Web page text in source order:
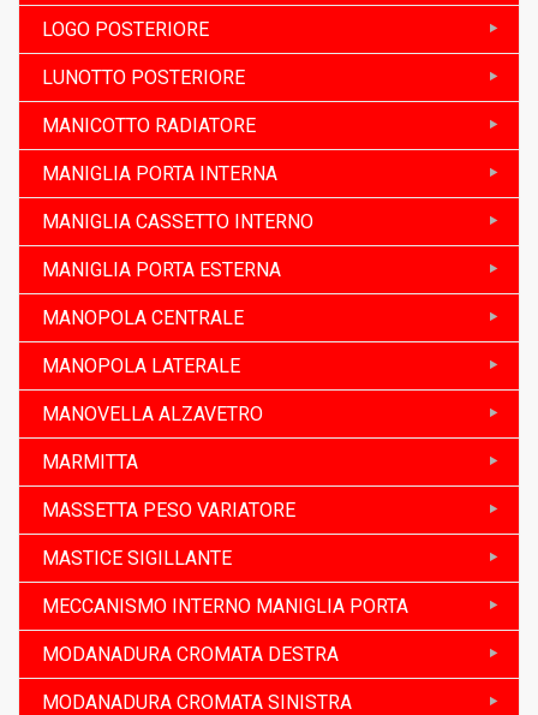
LOGO POSTERIORE
LUNOTTO POSTERIORE
MANICOTTO RADIATORE
MANIGLIA PORTA INTERNA
MANIGLIA CASSETTO INTERNO
MANIGLIA PORTA ESTERNA
MANOPOLA CENTRALE
MANOPOLA LATERALE
MANOVELLA ALZAVETRO
MARMITTA
MASSETTA PESO VARIATORE
MASTICE SIGILLANTE
MECCANISMO INTERNO MANIGLIA PORTA
MODANADURA CROMATA DESTRA
MODANADURA CROMATA SINISTRA